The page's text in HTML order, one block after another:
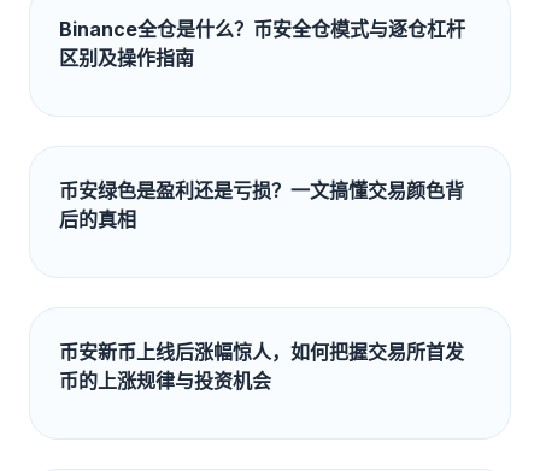
Binance全仓是什么？币安全仓模式与逐仓杠杆
区别及操作指南
币安绿色是盈利还是亏损？一文搞懂交易颜色背
后的真相
币安新币上线后涨幅惊人，如何把握交易所首发
币的上涨规律与投资机会